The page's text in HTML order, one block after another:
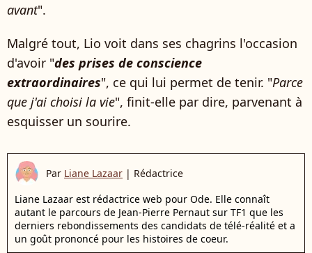
avant".
Malgré tout, Lio voit dans ses chagrins l'occasion
d'avoir "des prises de conscience
extraordinaires", ce qui lui permet de tenir. "Parce
que j'ai choisi la vie", finit-elle par dire, parvenant à
esquisser un sourire.
Par Liane Lazaar | Rédactrice
Liane Lazaar est rédactrice web pour Ode. Elle connaît
autant le parcours de Jean-Pierre Pernaut sur TF1 que les
derniers rebondissements des candidats de télé-réalité et a
un goût prononcé pour les histoires de coeur.